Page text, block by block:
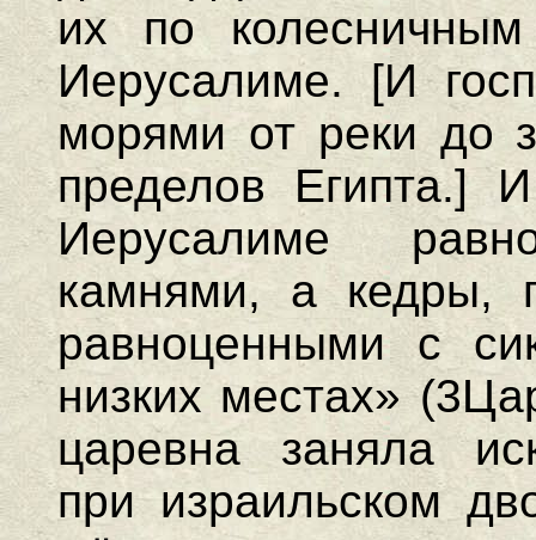
их по
Иерусалиме. [И
морями от реки до
пределов Египта.]
Иерусалиме
камнями, а кедры,
равноценными с
низких местах»
царевна заняла
при израильском